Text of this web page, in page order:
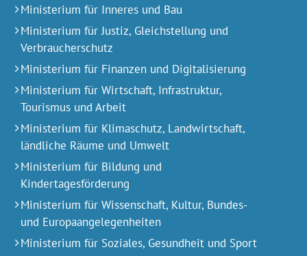
Ministerium für Inneres und Bau
Ministerium für Justiz, Gleichstellung und
Verbraucherschutz
Ministerium für Finanzen und Digitalisierung
Ministerium für Wirtschaft, Infrastruktur,
Tourismus und Arbeit
Ministerium für Klimaschutz, Landwirtschaft,
ländliche Räume und Umwelt
Ministerium für Bildung und
Kindertagesförderung
Ministerium für Wissenschaft, Kultur, Bundes-
und Europa­angelegen­heiten
Ministerium für Soziales, Gesundheit und Sport